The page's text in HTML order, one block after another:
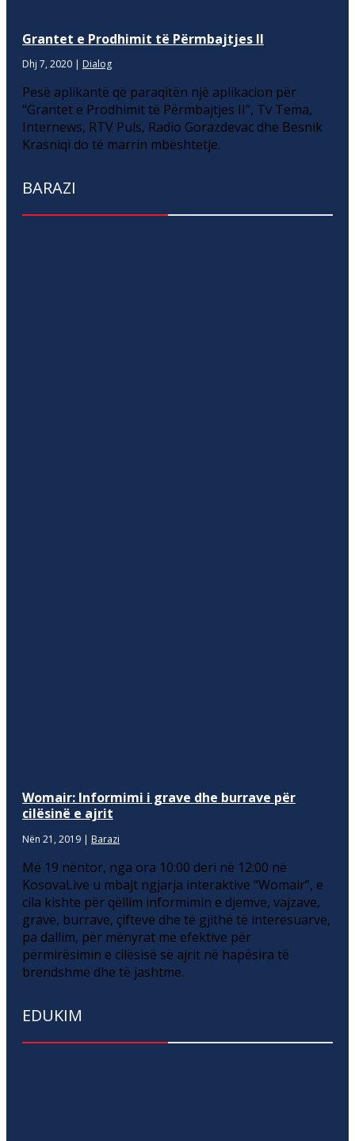
Grantet e Prodhimit të Përmbajtjes II
Dhj 7, 2020 | Dialog
Pesë aplikantë që paraqitën një aplikacion për
“Grantet e Prodhimit të Përmbajtjes II”, Tv Tema,
Internews, RTV Puls, Radio Gorazdevac dhe Besnik
Krasniqi do të marrin mbështetje.
BARAZI
Womair: Informimi i grave dhe burrave për
cilësinë e ajrit
Nën 21, 2019 | Barazi
Më 19 nëntor, nga ora 10:00 deri në 12:00 në
KosovaLive u mbajt ngjarja interaktive “Womair”, e
cila kishte për qëllim informimin e djemve, vajzave,
grave, burrave, çifteve dhe të gjithë të interesuarve,
pa dallim, për mënyrat më efektive për
përmirësimin e cilësisë së ajrit në hapësira të
brendshme dhe të jashtme.
EDUKIM